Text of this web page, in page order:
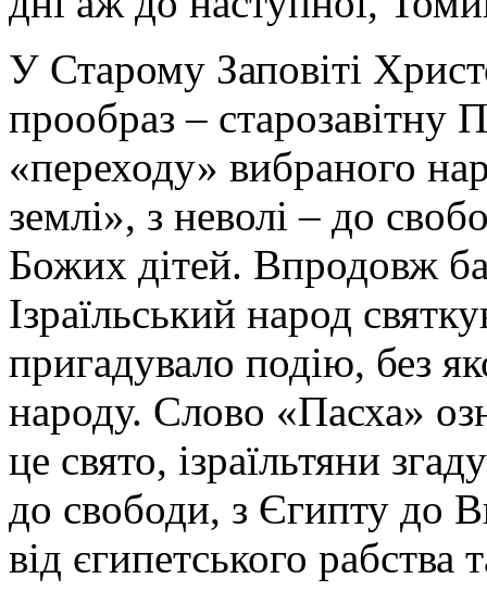
У Старому Заповіті
прообраз –
«переходу» вибраного
землі», з неволі – до
Божих дітей. Впродовж
Ізраїльський народ
пригадувало подію, без
народу. Слово «Пасха»
це свято, ізраїльтяни
до свободи, з Єгипту до
від єгипетського рабства